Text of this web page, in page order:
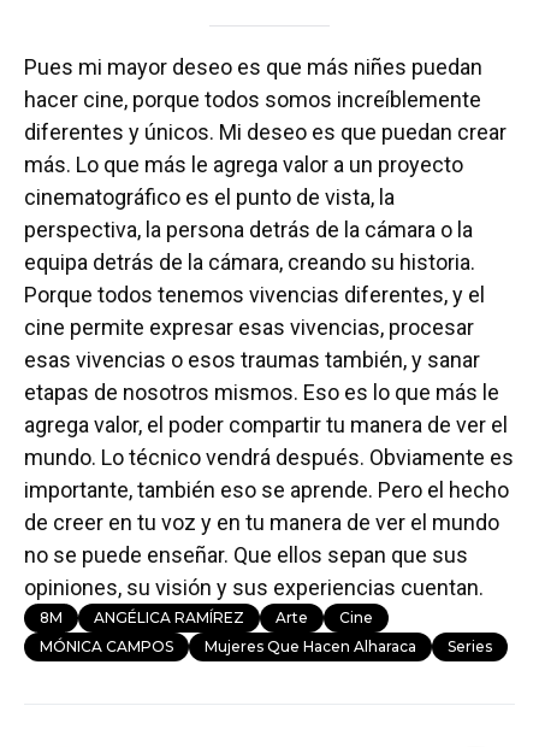
Pues mi mayor deseo es que más niñes puedan
hacer cine, porque todos somos increíblemente
diferentes y únicos. Mi deseo es que puedan crear
más. Lo que más le agrega valor a un proyecto
cinematográfico es el punto de vista, la
perspectiva, la persona detrás de la cámara o la
equipa detrás de la cámara, creando su historia.
Porque todos tenemos vivencias diferentes, y el
cine permite expresar esas vivencias, procesar
esas vivencias o esos traumas también, y sanar
etapas de nosotros mismos. Eso es lo que más le
agrega valor, el poder compartir tu manera de ver el
mundo. Lo técnico vendrá después. Obviamente es
importante, también eso se aprende. Pero el hecho
de creer en tu voz y en tu manera de ver el mundo
no se puede enseñar. Que ellos sepan que sus
opiniones, su visión y sus experiencias cuentan.
8M ANGÉLICA RAMÍREZ Arte
Cine
MÓNICA CAMPOS
Mujeres Que Hacen Alharaca Series